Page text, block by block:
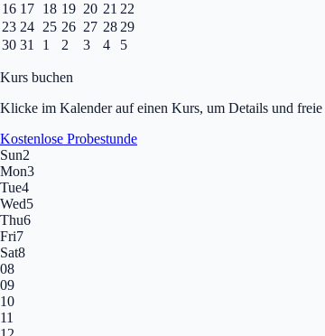
16 17 18 19 20 21 22
23 24 25 26 27 28 29
30 31 1 2 3 4 5
Kurs buchen
Klicke im Kalender auf einen Kurs, um Details und
Kostenlose Probestunde
Sun2
Mon3
Tue4
Wed5
Thu6
Fri7
Sat8
08
09
10
11